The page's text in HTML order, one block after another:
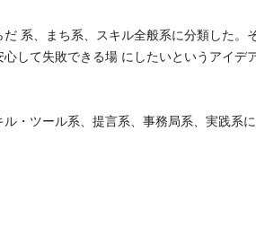
、まち系、スキル全般系に分類した。
して失敗できる場 にしたいというアイデ
ツール系、提言系、事務局系、実践系